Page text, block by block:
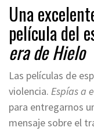
Una
película del
era de Hielo
Las películas de
violencia. Espías a
para entregarnos
mensaje sobre el